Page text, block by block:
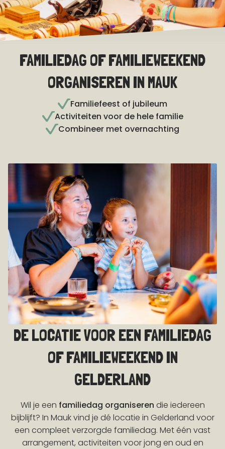
FAMILIEDAG OF FAMILIEWEEKEND
ORGANISEREN IN MAUK
Familiefeest of jubileum
Activiteiten voor de hele familie
Combineer met overnachting
DE LOCATIE VOOR EEN FAMILIEDAG
OF FAMILIEWEEKEND IN
GELDERLAND
Wil je een familiedag organiseren die iedereen
bijblijft? In Mauk vind je dé locatie in Gelderland voor
een compleet verzorgde familiedag. Met één vast
arrangement, activiteiten voor jong en oud en